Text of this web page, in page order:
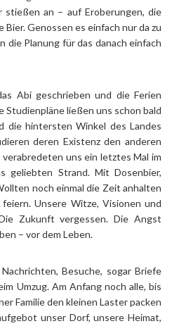
stießen an – auf Eroberungen, die
Genossen es einfach nur da zu
die Planung für das danach einfach
Abi geschrieben und die Ferien
Studienpläne ließen uns schon bald
die hintersten Winkel des Landes
deren Existenz den anderen
uns ein letztes Mal im
geliebten Strand. Mit Dosenbier,
noch einmal die Zeit anhalten
Unsere Witze, Visionen und
Zukunft vergessen. Die Angst
– vor dem Leben.
Besuche, sogar Briefe
Umzug. Am Anfang noch alle, bis
Familie den kleinen Laster packen
unser Dorf, unsere Heimat,